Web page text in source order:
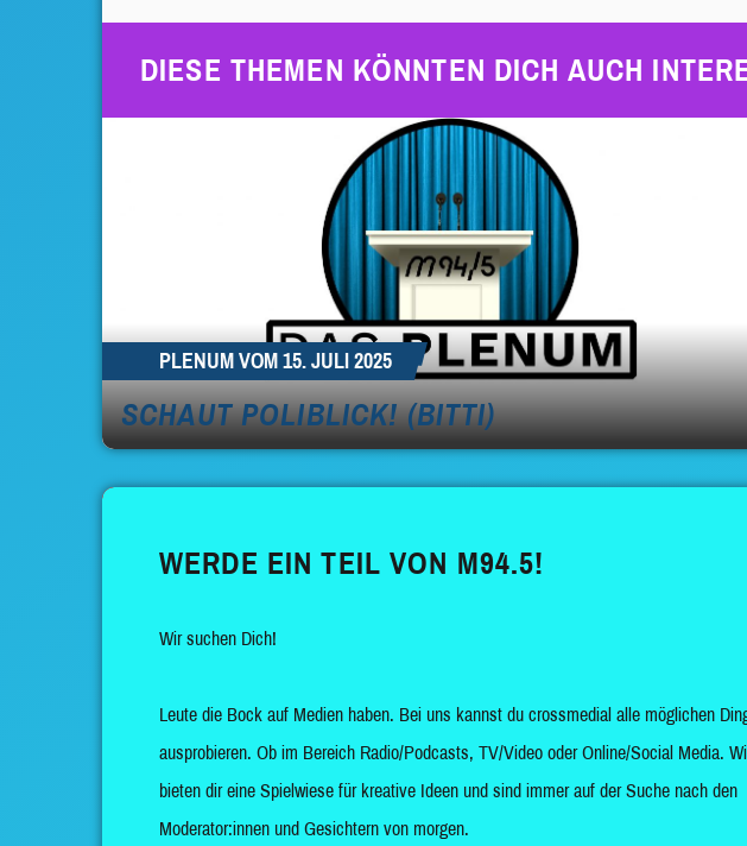
DIESE THEMEN KÖNNTEN DICH AUCH
PLENUM VOM 15. JULI 2025
SCHAUT POLIBLICK! (BITTI)
WERDE EIN TEIL VON M94.5!
Wir suchen Dich!
Leute die Bock auf Medien haben. Bei uns kannst du crossmedial alle möglichen
ausprobieren. Ob im Bereich Radio/Podcasts, TV/Video oder Online/Social Media.
bieten dir eine Spielwiese für kreative Ideen und sind immer auf der Suche nach den
Moderator:innen und Gesichtern von morgen.